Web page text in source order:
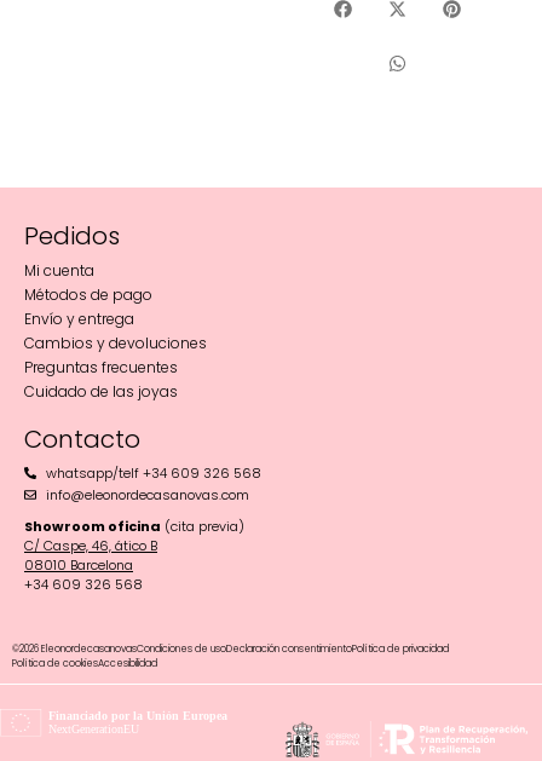
Pedidos
Mi cuenta
Métodos de pago
Envío y entrega
Cambios y devoluciones
Preguntas frecuentes
Cuidado de las joyas
Contacto
whatsapp/telf +34 609 326 568
info@eleonordecasanovas.com
Showroom oficina (cita previa)
C/ Caspe, 46, ático B
08010 Barcelona‬
+34 609 326 568
©2026 EleonordecasanovasCondiciones de usoDeclaración consentimientoPolítica de privacidad
Política de cookiesAccesibilidad